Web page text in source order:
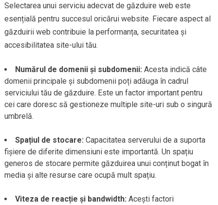
Selectarea unui serviciu adecvat de găzduire web este
esențială pentru succesul oricărui website. Fiecare aspect al
găzduirii web contribuie la performanța, securitatea și
accesibilitatea site-ului tău.
Numărul de domenii și subdomenii: Acesta indică câte
domenii principale și subdomenii poți adăuga în cadrul
serviciului tău de găzduire. Este un factor important pentru
cei care doresc să gestioneze multiple site-uri sub o singură
umbrelă.
Spațiul de stocare: Capacitatea serverului de a suporta
fișiere de diferite dimensiuni este importantă. Un spațiu
generos de stocare permite găzduirea unui conținut bogat în
media și alte resurse care ocupă mult spațiu.
Viteza de reacție și bandwidth: Acești factori